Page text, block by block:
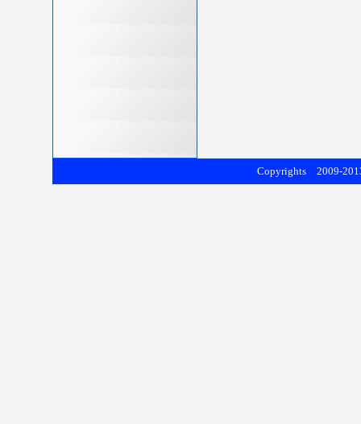
Copyrights 2009-